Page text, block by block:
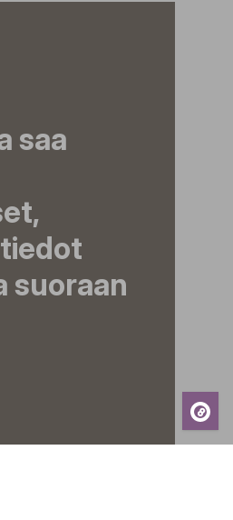
saa
suoraan